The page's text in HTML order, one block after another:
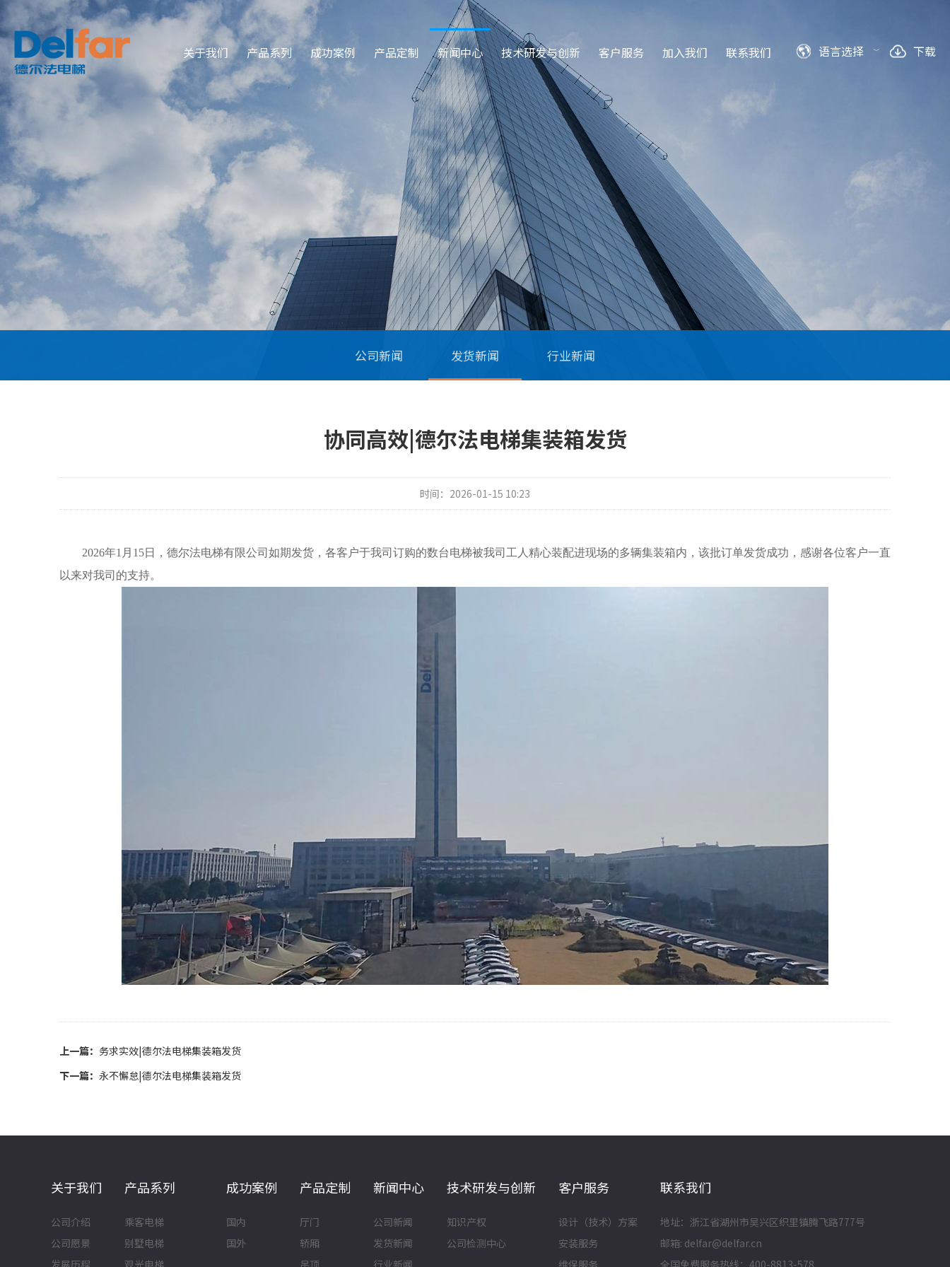
关于我们 产品系列 成功案例 产品定制 新闻中心 技术研发与创新 客户服务 加入我们 联系我们 语言选择 下载
公司新闻 发货新闻 行业新闻
协同高效|德尔法电梯集装箱发货
时间：2026-01-15 10:23
2026年1月15日， 德尔法电梯有限公司 如期发货，各客户于我司订购的数台电梯被我司工人精心装配进现场的多辆集装箱内 ， 该批订单发货成功，感谢各位客户一直
以来对我司的支持。
上一篇： 务求实效|德尔法电梯集装箱发货
下一篇： 永不懈怠|德尔法电梯集装箱发货
关于我们
公司介绍
公司愿景
产品系列
乘客电梯
别墅电梯
成功案例
国内
国外
产品定制
厅门
轿厢
新闻中心
公司新闻
发货新闻
技术研发与创新
知识产权
公司检测中心
客户服务
设计（技术）方案
安装服务
联系我们
地址：浙江省湖州市吴兴区织里镇腾飞路777号
邮箱: delfar@delfar.cn